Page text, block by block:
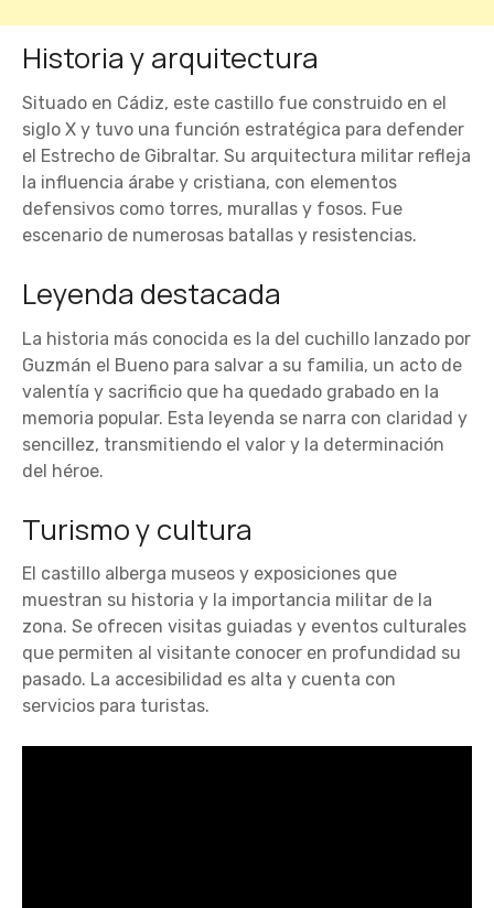
Historia y arquitectura
Situado en Cádiz, este castillo fue construido en el
siglo X y tuvo una función estratégica para defender
el Estrecho de Gibraltar. Su arquitectura militar refleja
la influencia árabe y cristiana, con elementos
defensivos como torres, murallas y fosos. Fue
escenario de numerosas batallas y resistencias.
Leyenda destacada
La historia más conocida es la del cuchillo lanzado por
Guzmán el Bueno para salvar a su familia, un acto de
valentía y sacrificio que ha quedado grabado en la
memoria popular. Esta leyenda se narra con claridad y
sencillez, transmitiendo el valor y la determinación
del héroe.
Turismo y cultura
El castillo alberga museos y exposiciones que
muestran su historia y la importancia militar de la
zona. Se ofrecen visitas guiadas y eventos culturales
que permiten al visitante conocer en profundidad su
pasado. La accesibilidad es alta y cuenta con
servicios para turistas.